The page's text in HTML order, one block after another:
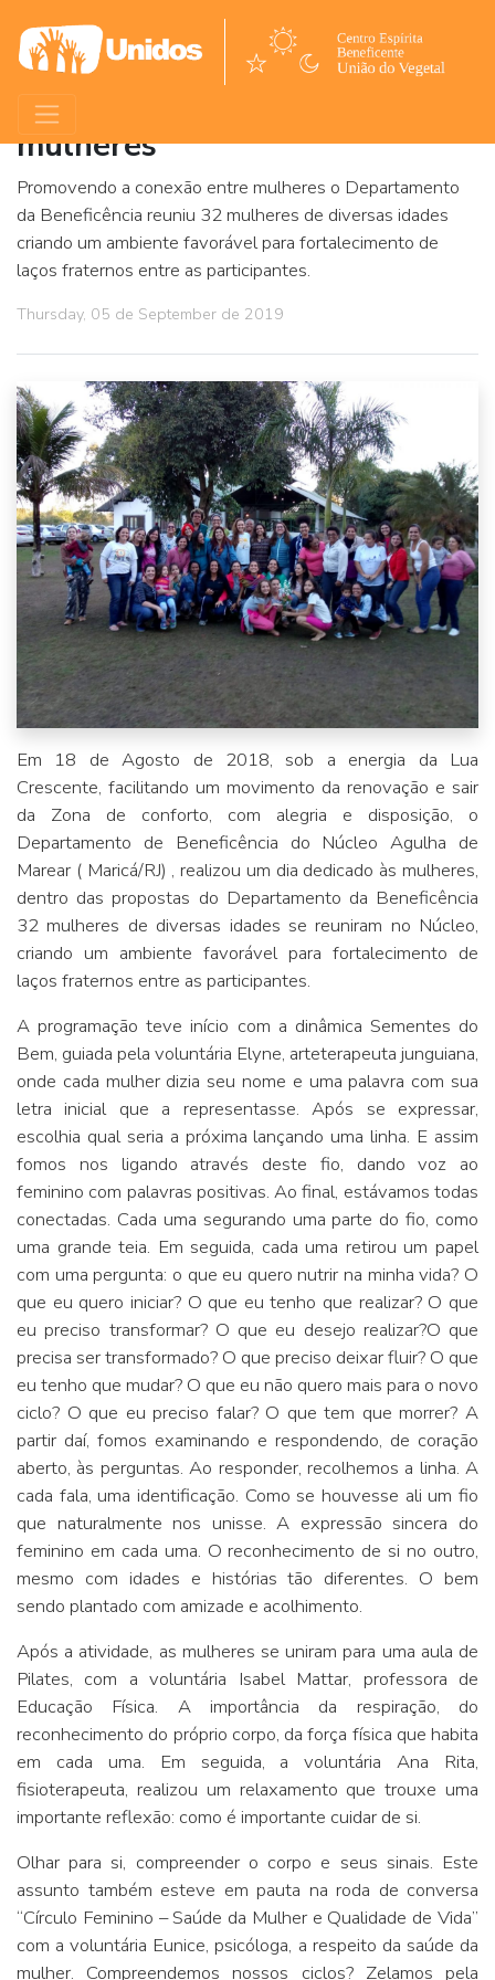
Dia do Bem dedicado às
mulheres
Promovendo a conexão entre mulheres o Departamento
da Beneficência reuniu 32 mulheres de diversas idades
criando um ambiente favorável para fortalecimento de
laços fraternos entre as participantes.
Thursday, 05 de September de 2019
Em 18 de Agosto de 2018, sob a energia da Lua
Crescente, facilitando um movimento da renovação e sair
da Zona de conforto, com alegria e disposição, o
Departamento de Beneficência do Núcleo Agulha de
Marear ( Maricá/RJ) , realizou um dia dedicado às mulheres,
dentro das propostas do Departamento da Beneficência
32 mulheres de diversas idades se reuniram no Núcleo,
criando um ambiente favorável para fortalecimento de
laços fraternos entre as participantes.
A programação teve início com a dinâmica Sementes do
Bem, guiada pela voluntária Elyne, arteterapeuta junguiana,
onde cada mulher dizia seu nome e uma palavra com sua
letra inicial que a representasse. Após se expressar,
escolhia qual seria a próxima lançando uma linha. E assim
fomos nos ligando através deste fio, dando voz ao
feminino com palavras positivas. Ao final, estávamos todas
conectadas. Cada uma segurando uma parte do fio, como
uma grande teia. Em seguida, cada uma retirou um papel
com uma pergunta: o que eu quero nutrir na minha vida? O
que eu quero iniciar? O que eu tenho que realizar? O que
eu preciso transformar? O que eu desejo realizar?O que
precisa ser transformado? O que preciso deixar fluir? O que
eu tenho que mudar? O que eu não quero mais para o novo
ciclo? O que eu preciso falar? O que tem que morrer? A
partir daí, fomos examinando e respondendo, de coração
aberto, às perguntas. Ao responder, recolhemos a linha. A
cada fala, uma identificação. Como se houvesse ali um fio
que naturalmente nos unisse. A expressão sincera do
feminino em cada uma. O reconhecimento de si no outro,
mesmo com idades e histórias tão diferentes. O bem
sendo plantado com amizade e acolhimento.
Após a atividade, as mulheres se uniram para uma aula de
Pilates, com a voluntária Isabel Mattar, professora de
Educação Física. A importância da respiração, do
reconhecimento do próprio corpo, da força física que habita
em cada uma. Em seguida, a voluntária Ana Rita,
fisioterapeuta, realizou um relaxamento que trouxe uma
importante reflexão: como é importante cuidar de si.
Olhar para si, compreender o corpo e seus sinais. Este
assunto também esteve em pauta na roda de conversa
“Círculo Feminino – Saúde da Mulher e Qualidade de Vida”
com a voluntária Eunice, psicóloga, a respeito da saúde da
mulher. Compreendemos nossos ciclos? Zelamos pela